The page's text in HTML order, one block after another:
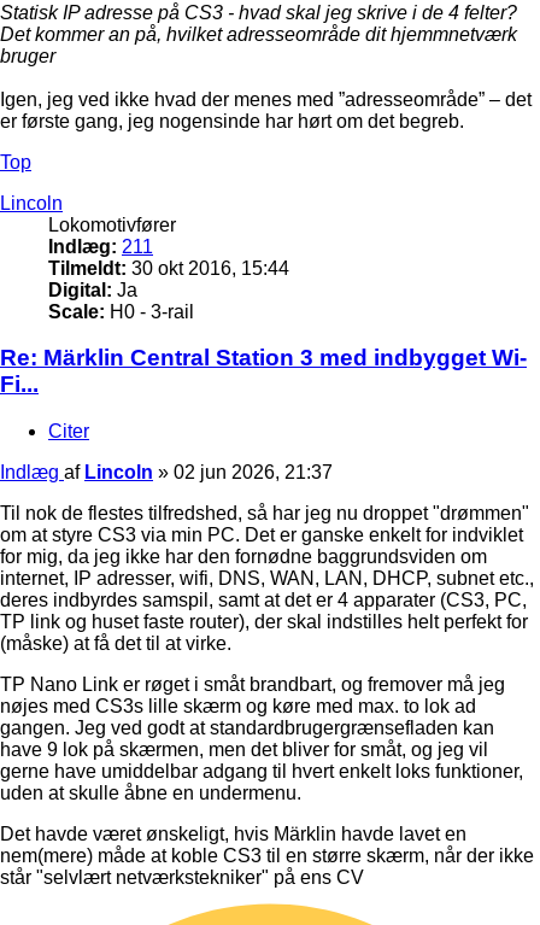
Statisk IP adresse på CS3 - hvad skal jeg skrive i de 4 felter?
Det kommer an på, hvilket adresseområde dit hjemmnetværk
bruger
Igen, jeg ved ikke hvad der menes med ”adresseområde” – det
er første gang, jeg nogensinde har hørt om det begreb.
Top
Lincoln
Lokomotivfører
Indlæg: 211
Tilmeldt: 30 okt 2016, 15:44
Digital: Ja
Scale: H0 - 3-rail
Re: Märklin Central Station 3 med indbygget Wi-
Fi...
Citer
Indlæg af Lincoln » 02 jun 2026, 21:37
Til nok de flestes tilfredshed, så har jeg nu droppet "drømmen"
om at styre CS3 via min PC. Det er ganske enkelt for indviklet
for mig, da jeg ikke har den fornødne baggrundsviden om
internet, IP adresser, wifi, DNS, WAN, LAN, DHCP, subnet etc.,
deres indbyrdes samspil, samt at det er 4 apparater (CS3, PC,
TP link og huset faste router), der skal indstilles helt perfekt for
(måske) at få det til at virke.
TP Nano Link er røget i småt brandbart, og fremover må jeg
nøjes med CS3s lille skærm og køre med max. to lok ad
gangen. Jeg ved godt at standardbrugergrænsefladen kan
have 9 lok på skærmen, men det bliver for småt, og jeg vil
gerne have umiddelbar adgang til hvert enkelt loks funktioner,
uden at skulle åbne en undermenu.
Det havde været ønskeligt, hvis Märklin havde lavet en
nem(mere) måde at koble CS3 til en større skærm, når der ikke
står "selvlært netværkstekniker" på ens CV